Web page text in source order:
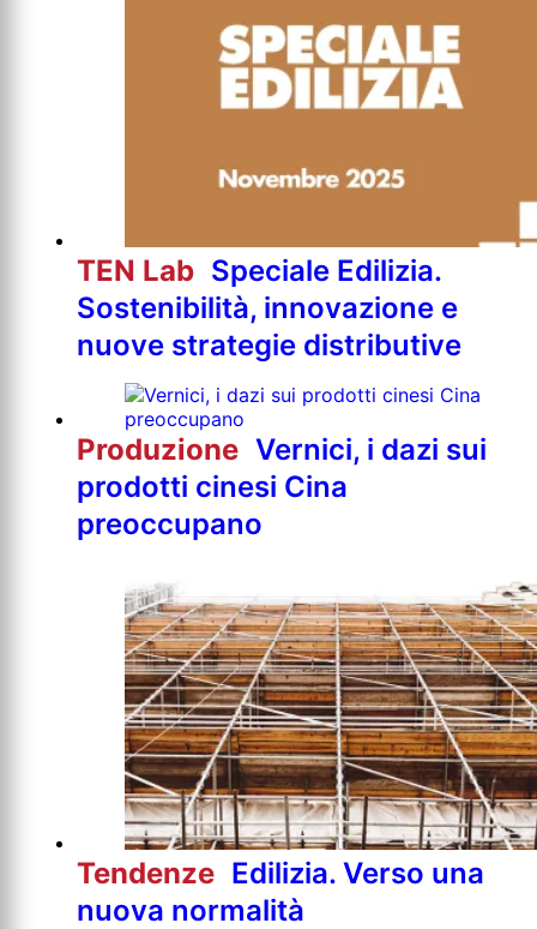
TEN Lab Speciale Edilizia.
Sostenibilità, innovazione e
nuove strategie distributive
Produzione Vernici, i dazi sui
prodotti cinesi Cina
preoccupano
Tendenze Edilizia. Verso una
nuova normalità